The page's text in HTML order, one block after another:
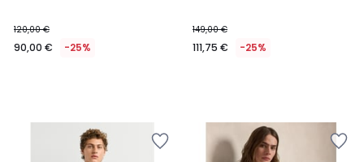
120,00 €
90,00 € -25%
149,00 €
111,75 € -25%